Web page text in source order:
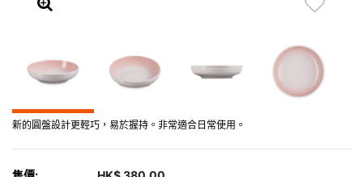
新的圓盤設計更輕巧，易於握持。非常適合日常使用。